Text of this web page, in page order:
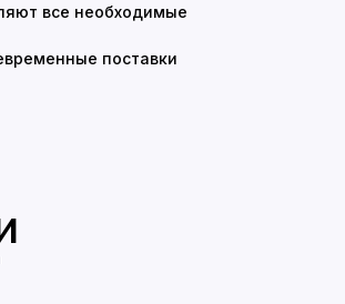
все необходимые
поставки